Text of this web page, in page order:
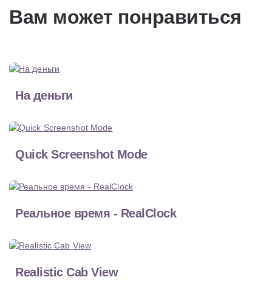
Вам может понравиться
На деньги
Quick Screenshot Mode
Реальное время - RealClock
Realistic Cab View